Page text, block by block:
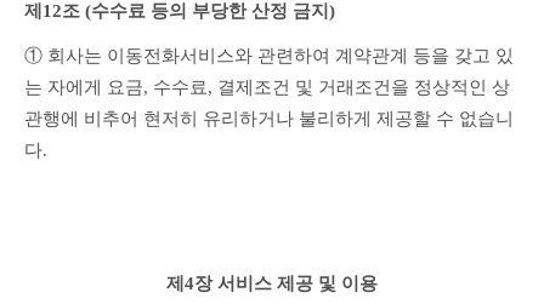
제12조 (수수료 등의 부당한 산정 금지)
① 회사는 이동전화서비스와 관련하여 계약관계 등을 갖고 있
는 자에게 요금, 수수료, 결제조건 및 거래조건을 정상적인 상
관행에 비추어 현저히 유리하거나 불리하게 제공할 수 없습니
다.
제4장 서비스 제공 및 이용